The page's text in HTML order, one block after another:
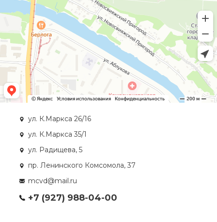
ул. К.Маркса 26/16
ул. К.Маркса 35/1
ул. Радищева, 5
пр. Ленинского Комсомола, 37
mcvd@mail.ru
+7 (927) 988-04-00